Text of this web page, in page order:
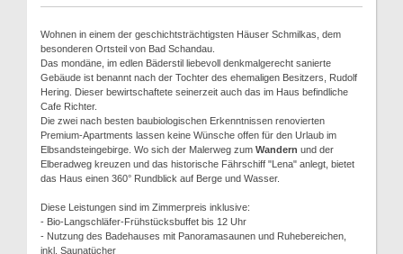
Wohnen in einem der geschichtsträchtigsten Häuser Schmilkas, dem
besonderen Ortsteil von Bad Schandau.
Das mondäne, im edlen Bäderstil liebevoll denkmalgerecht sanierte
Gebäude ist benannt nach der Tochter des ehemaligen Besitzers, Rudolf
Hering. Dieser bewirtschaftete seinerzeit auch das im Haus befindliche
Cafe Richter.
Die zwei nach besten baubiologischen Erkenntnissen renovierten
Premium-Apartments lassen keine Wünsche offen für den Urlaub im
Elbsandsteingebirge. Wo sich der Malerweg zum Wandern und der
Elberadweg kreuzen und das historische Fährschiff "Lena" anlegt, bietet
das Haus einen 360° Rundblick auf Berge und Wasser.
Diese Leistungen sind im Zimmerpreis inklusive:
- Bio-Langschläfer-Frühstücksbuffet bis 12 Uhr
- Nutzung des Badehauses mit Panoramasaunen und Ruhebereichen,
inkl. Saunatücher